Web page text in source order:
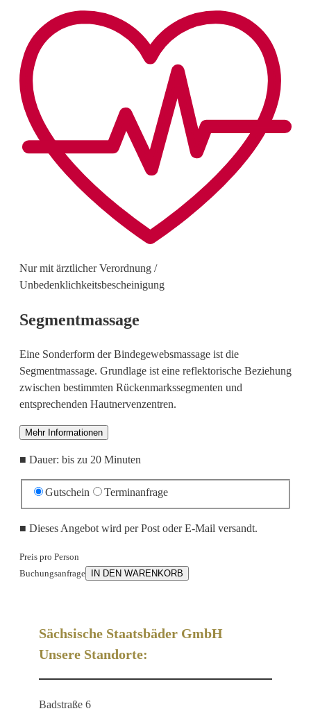
Nur mit ärztlicher Verordnung /
Unbedenklichkeitsbescheinigung
Segmentmassage
Eine Sonderform der Bindegewebsmassage ist die
Segmentmassage. Grundlage ist eine reflektorische Beziehung
zwischen bestimmten Rückenmarkssegmenten und
entsprechenden Hautnervenzentren.
Mehr Informationen
■ Dauer: bis zu 20 Minuten
Gutschein Terminanfrage
■ Dieses Angebot wird per Post oder E-Mail versandt.
Preis pro Person
Buchungsanfrage
IN DEN WARENKORB
Sächsische Staatsbäder GmbH
Unsere Standorte:
Badstraße 6